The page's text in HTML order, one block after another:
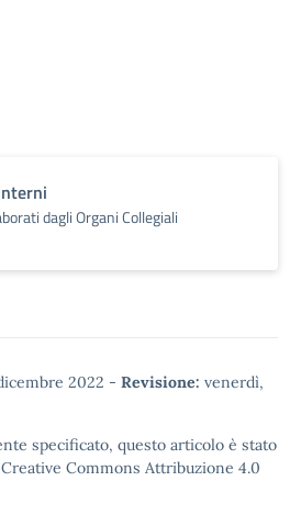
dagli Organi Collegiali
2022 - Revisione: venerdì,
specificato, questo articolo è stato
Commons Attribuzione 4.0